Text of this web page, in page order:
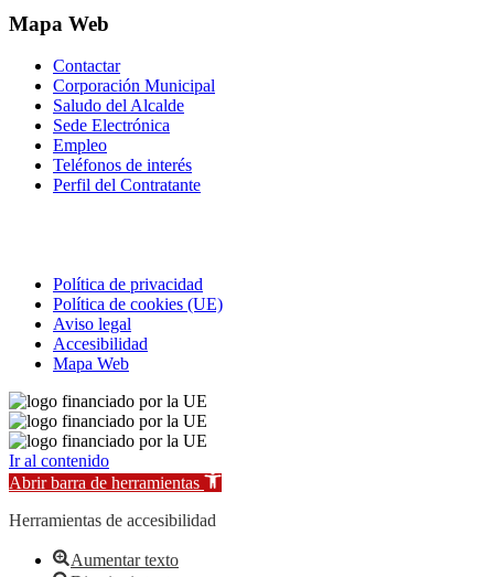
Mapa Web
Contactar
Corporación Municipal
Saludo del Alcalde
Sede Electrónica
Empleo
Teléfonos de interés
Perfil del Contratante
Política de privacidad
Política de cookies (UE)
Aviso legal
Accesibilidad
Mapa Web
Ir al contenido
Abrir barra de herramientas
Herramientas de accesibilidad
Aumentar texto